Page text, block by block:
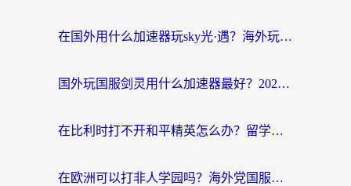
在国外用什么加速器玩sky光·遇？海外玩家国服畅玩终极指南（附魔兽世界狂暴传奇解决方案）
国外玩国服剑灵用什么加速器最好？2026海外玩家亲测指南（附魔兽世界怀旧服精灵之境加速技巧）
在比利时打不开和平精英怎么办？留学生亲测有效的国服游戏加速方案
在欧洲可以打非人学园吗？海外党国服游戏不卡顿的终极指南